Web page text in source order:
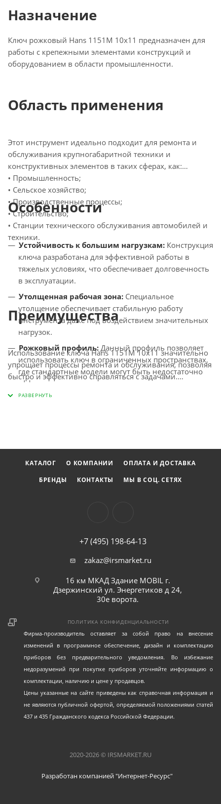
Назначение
Ключ рожковый Hans 1151M 10x11 предназначен для
работы с крепежными элементами конструкций и
оборудованием в области промышленности.
Область применения
Этот инструмент идеально подходит для ремонта и
обслуживания крупногабаритной техники и
конструктивных элементов в таких сферах, как:
• Промышленность;
• Сельское хозяйство;
• Производственные процессы;
• Строительство;
• Станции технического обслуживания автомобилей и
техники.
Особенности
Устойчивость к большим нагрузкам: Конструкция
ключа разработана для эффективной работы в
тяжелых условиях, что обеспечивает долговечность
в эксплуатации.
Утолщенная рабочая зона: Специальное
утолщение обеспечивает стабильную работу
инструмента даже под воздействием значительных
нагрузок.
Рожковый профиль: Данный профиль позволяет
использовать ключ в ограниченных пространствах,
где стандартные модели могут быть недостаточно
эффективными.
Преимущества
Использование ключа Hans 1151M 10x11 значительно
упрощает процессы ремонта и обслуживания, позволяя
быстро и эффективно справляться с задачами.
надежность и высокое качество исполнения этого
КАТАЛОГ О КОМПАНИИ
ОПЛАТА И ДОСТАВКА
БРЕНДЫ
КОНТАКТЫ МЫ В СОЦ. СЕТЯХ
+7 (495) 198-64-13
zakaz@irsmarket.ru
16 км МКАД Здание MOBIL г.
Дзержинский ул. Энергетиков д 24,
30е ворота.
ПОЛИТИКА КОНФИДЕНЦИАЛЬНОСТИ
Фирма-производитель оставляет за собой право на внесение
изменений в программное обеспечение, дизайн и комплектацию
приборов без предварительного уведомления. Во избежание
недоразумений при покупке приборов уточняйте информацию о
комплектации, наличию и цене у продавцов.
Цены указанные на сайте приведены как справочная информация и
не являются публичной офертой, определяемой положениями статей
437 и 435 Гражданского кодекса Российской Федерации.
2020-2026 © IRSMARKET.RU
Разработан компанией "Интернет-Ресурс"